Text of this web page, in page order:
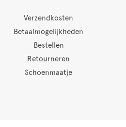
Verzendkosten
Betaalmogelijkheden
Bestellen
Retourneren
Schoenmaatje